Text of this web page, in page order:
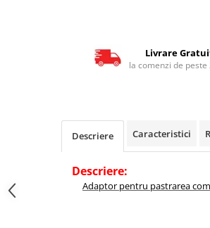
Livrare
la comenzi de peste
Descriere Caracteristici
Descriere:
Adaptor pentru pastrarea